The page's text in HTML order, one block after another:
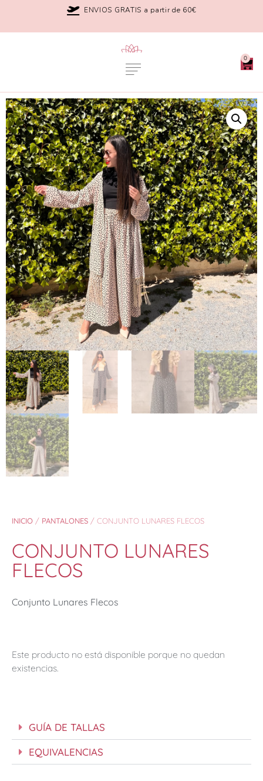
ENVIOS GRATIS a partir de 60€
0
INICIO / PANTALONES / CONJUNTO LUNARES FLECOS
CONJUNTO LUNARES
FLECOS
Conjunto Lunares Flecos
Este producto no está disponible porque no quedan
existencias.
GUÍA DE TALLAS
EQUIVALENCIAS